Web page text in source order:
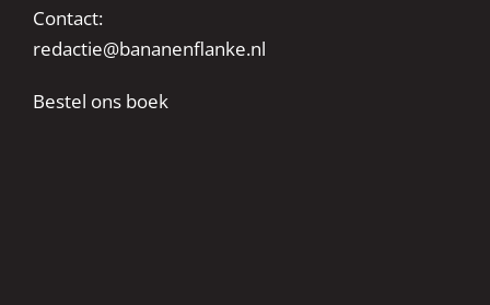
Contact:
redactie@bananenflanke.nl
Bestel ons boek